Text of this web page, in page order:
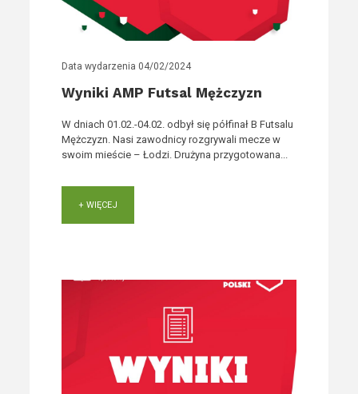
Data wydarzenia 04/02/2024
Wyniki AMP Futsal Mężczyzn
W dniach 01.02.-04.02. odbył się półfinał B Futsalu
Mężczyzn. Nasi zawodnicy rozgrywali mecze w
swoim mieście – Łodzi. Drużyna przygotowana...
+ WIĘCEJ